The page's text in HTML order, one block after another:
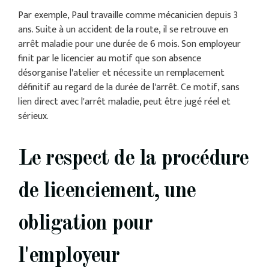
Par exemple, Paul travaille comme mécanicien depuis 3
ans. Suite à un accident de la route, il se retrouve en
arrêt maladie pour une durée de 6 mois. Son employeur
finit par le licencier au motif que son absence
désorganise l'atelier et nécessite un remplacement
définitif au regard de la durée de l'arrêt. Ce motif, sans
lien direct avec l'arrêt maladie, peut être jugé réel et
sérieux.
Le respect de la procédure
de licenciement, une
obligation pour
l'employeur